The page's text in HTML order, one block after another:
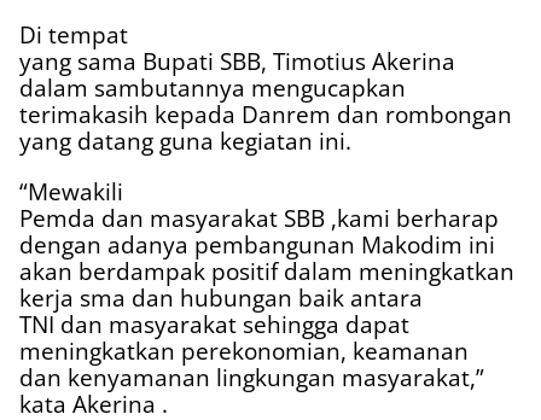
Di tempat
yang sama Bupati SBB, Timotius Akerina
dalam sambutannya mengucapkan
terimakasih kepada Danrem dan rombongan
yang datang guna kegiatan ini.
“Mewakili
Pemda dan masyarakat SBB ,kami berharap
dengan adanya pembangunan Makodim ini
akan berdampak positif dalam meningkatkan
kerja sma dan hubungan baik antara
TNI dan masyarakat sehingga dapat
meningkatkan perekonomian, keamanan
dan kenyamanan lingkungan masyarakat,”
kata Akerina .